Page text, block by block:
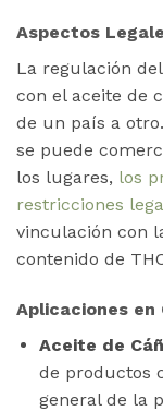
Aspectos
La regulación
con el aceite de
de un país a
se puede
los lugares, los
restricciones
vinculación con
contenido de
Aplicaciones en
Aceite de
de productos
general de la